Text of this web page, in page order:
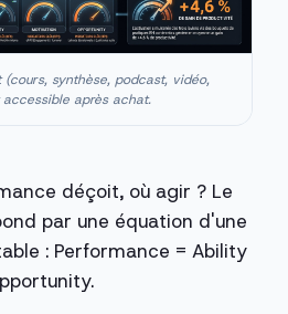
synthèse, podcast, vidéo,
accessible après achat.
déçoit, où agir ? Le
par une équation d'une
: Performance = Ability